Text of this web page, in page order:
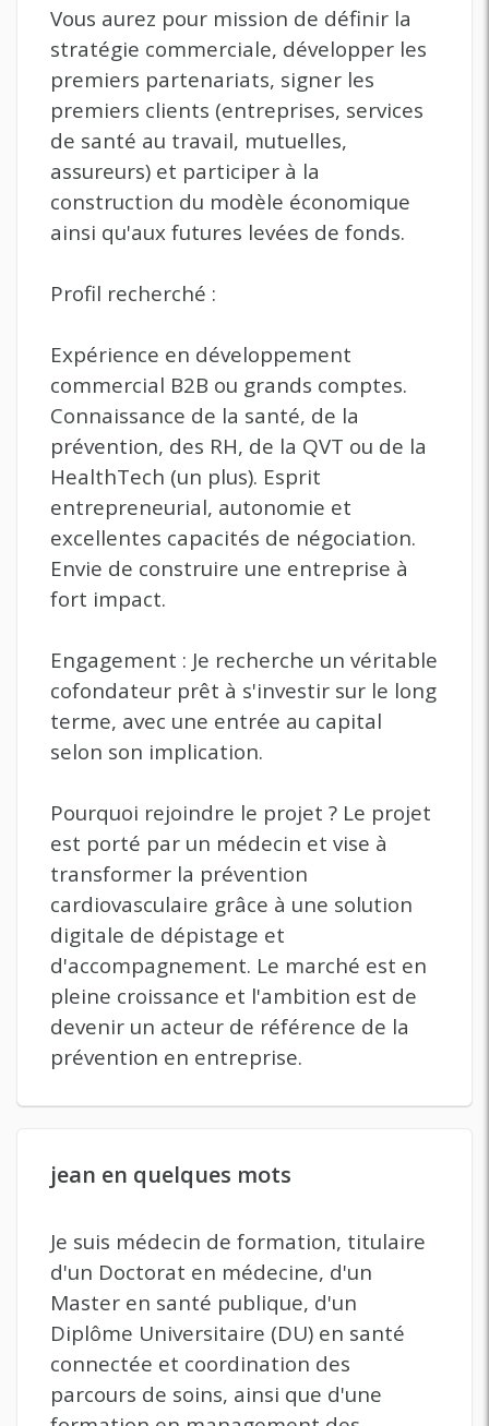
Vous aurez pour mission de définir la
stratégie commerciale, développer les
premiers partenariats, signer les
premiers clients (entreprises, services
de santé au travail, mutuelles,
assureurs) et participer à la
construction du modèle économique
ainsi qu'aux futures levées de fonds.
Profil recherché :
Expérience en développement
commercial B2B ou grands comptes.
Connaissance de la santé, de la
prévention, des RH, de la QVT ou de la
HealthTech (un plus). Esprit
entrepreneurial, autonomie et
excellentes capacités de négociation.
Envie de construire une entreprise à
fort impact.
Engagement : Je recherche un véritable
cofondateur prêt à s'investir sur le long
terme, avec une entrée au capital
selon son implication.
Pourquoi rejoindre le projet ? Le projet
est porté par un médecin et vise à
transformer la prévention
cardiovasculaire grâce à une solution
digitale de dépistage et
d'accompagnement. Le marché est en
pleine croissance et l'ambition est de
devenir un acteur de référence de la
prévention en entreprise.
jean en quelques mots
Je suis médecin de formation, titulaire
d'un Doctorat en médecine, d'un
Master en santé publique, d'un
Diplôme Universitaire (DU) en santé
connectée et coordination des
parcours de soins, ainsi que d'une